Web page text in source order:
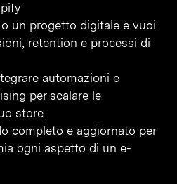
un progetto digitale e vuoi
retention e processi di
automazioni e
per scalare le
store
completo e aggiornato per
ogni aspetto di un e-